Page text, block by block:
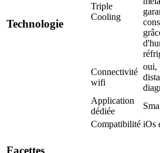
Technologie
Triple
Cooling
Connectivité
wifi
oui,
Application
dédiée
Compatibilité iOs
Facettes